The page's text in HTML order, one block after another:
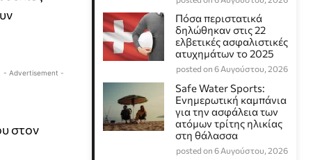
- Advertisement -
στον
Πόσα περιστατικά
δηλώθηκαν στις 22
ελβετικές ασφαλιστικές
ατυχημάτων το 2025
posted on 6 Αυγούστου, 2026
Safe Water Sports:
Eνημερωτική καμπάνια
για την ασφάλεια των
ατόμων τρίτης ηλικίας
στη θάλασσα
posted on 6 Αυγούστου, 2026